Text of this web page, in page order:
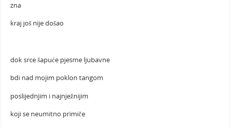
zna
kraj još nije došao
dok srce šapuće pjesme ljubavne
bdi nad mojim poklon tangom
poslijednjim i najnježnijim
koji se neumitno primiče